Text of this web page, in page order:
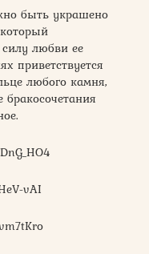
быть украшено
любви ее
приветствуется
любого камня,
vAI